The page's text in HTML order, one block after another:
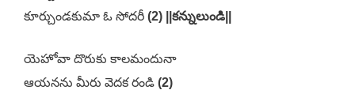
కూర్చుండకుమా ఓ సోదరీ (2) ||కన్నులుండి||
యెహోవా దొరుకు కాలమందునా
ఆయనను మీరు వెదక రండి (2)